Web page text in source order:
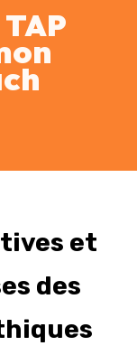
et
des